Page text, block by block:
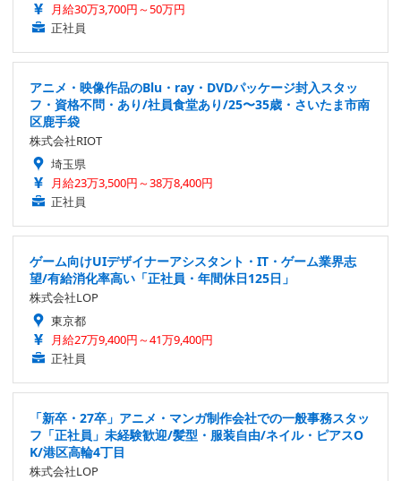
月給30万3,700円～50万円
正社員
アニメ・映像作品のBlu・ray・DVDパッケージ封入スタッ
フ・資格不問・あり/社員食堂あり/25〜35歳・さいたま市南
区鹿手袋
株式会社RIOT
埼玉県
月給23万3,500円～38万8,400円
正社員
ゲーム向けUIデザイナーアシスタント・IT・ゲーム業界志
望/有給消化率高い「正社員・年間休日125日」
株式会社LOP
東京都
月給27万9,400円～41万9,400円
正社員
「新卒・27卒」アニメ・マンガ制作会社での一般事務スタッ
フ「正社員」未経験歓迎/髪型・服装自由/ネイル・ピアスO
K/港区高輪4丁目
株式会社LOP